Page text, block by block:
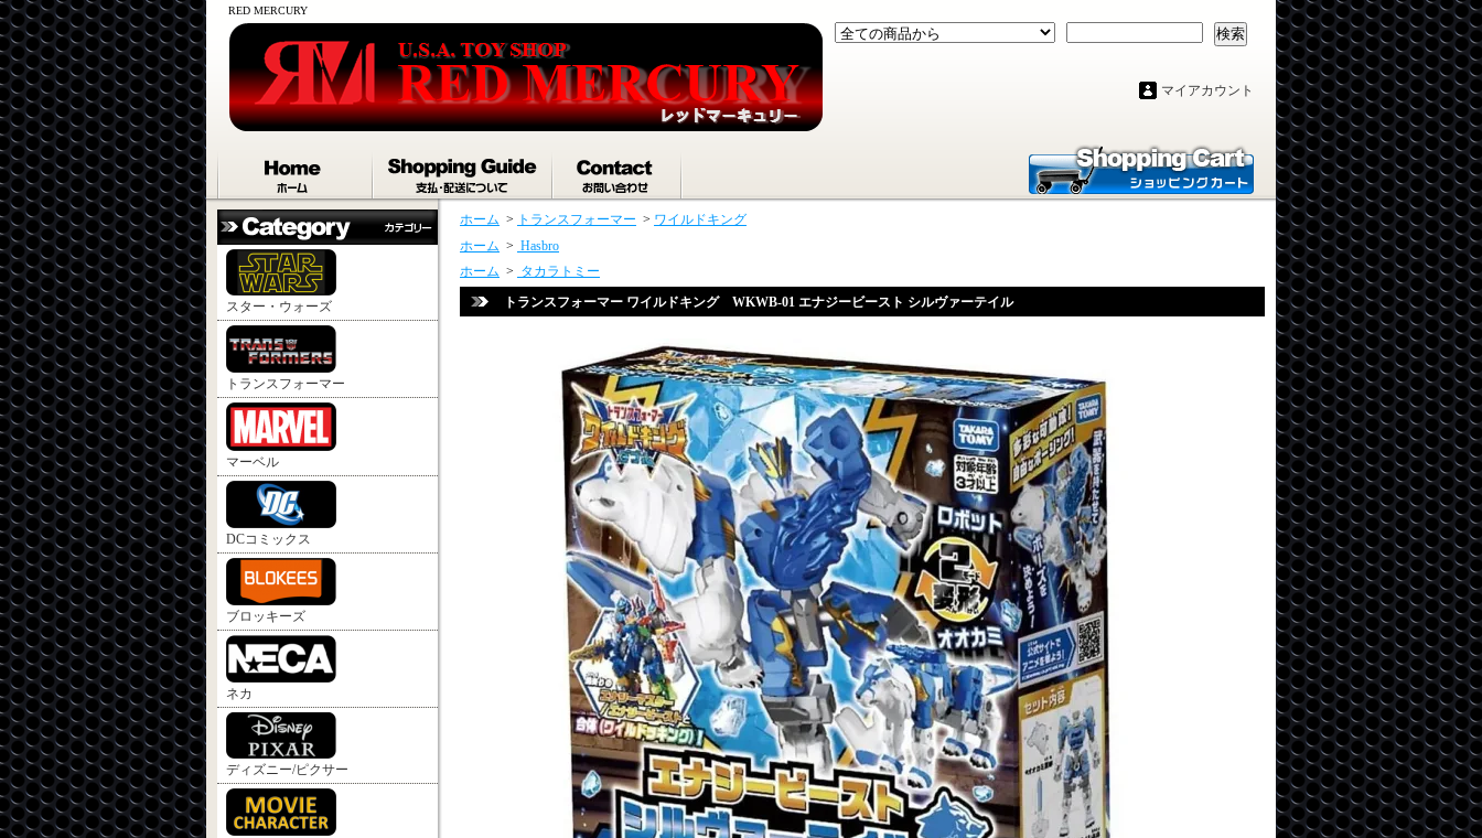
RED MERCURY
検索
マイアカウント
スター・ウォーズ
トランスフォーマー
マーベル
DCコミックス
ブロッキーズ
ネカ
ディズニー/ピクサー
ホーム > トランスフォーマー > ワイルドキング
ホーム > Hasbro
ホーム > タカラトミー
トランスフォーマー ワイルドキング WKWB-01 エナジービースト シルヴァーテイル